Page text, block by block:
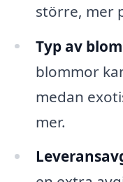
större, mer
Typ av
blommor
medan
mer.